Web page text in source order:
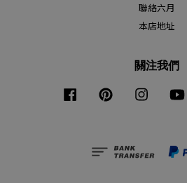
聯絡六月
本店地址
關注我們
Facebook Pinterest Instagram